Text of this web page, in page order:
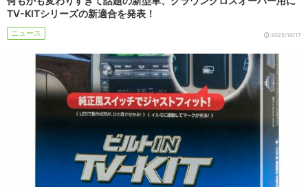
TV-KITシリーズの新適合を発表！
ニュース 2022/10/17